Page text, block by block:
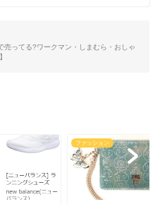
売ってる?ワークマン・しまむら・おしゃ
ファッション